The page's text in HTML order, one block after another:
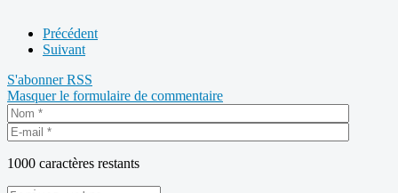
Précédent
Suivant
S'abonnerRSS
Masquer le formulaire de commentaire
1000 caractères restants